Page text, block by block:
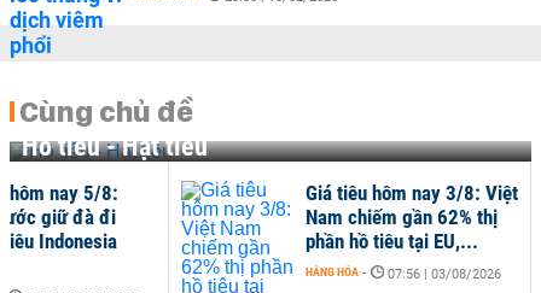
Cùng chủ đề
Hồ tiêu - Hạt tiêu
Giá tiêu hôm nay 5/8:
Trong nước giữ đà đi
ngang, tiêu Indonesia
Giá tiêu hôm nay
Nam chiếm gần
phần hồ tiêu tại
HÀNG HÓA - 07:56 | 03/